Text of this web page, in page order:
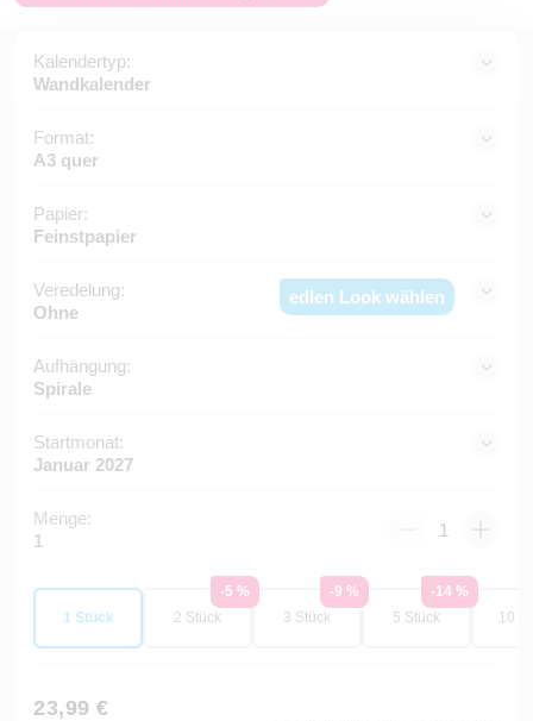
Kalendertyp:
Wandkalender
Format:
A3 quer
Papier:
Feinstpapier
Veredelung:
Ohne
edlen Look wählen
Aufhängung:
Spirale
Startmonat:
Januar 2027
Menge:
1
1 Stück
-5 %
2 Stück
-9 %
3 Stück
-14 %
5 Stück
10
23,99 €